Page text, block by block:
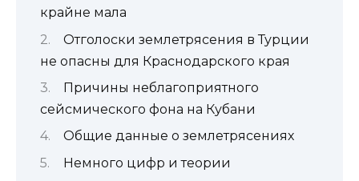
крайне мала
Отголоски землетрясения в Турции
не опасны для Краснодарского края
Причины неблагоприятного
сейсмического фона на Кубани
Общие данные о землетрясениях
Немного цифр и теории